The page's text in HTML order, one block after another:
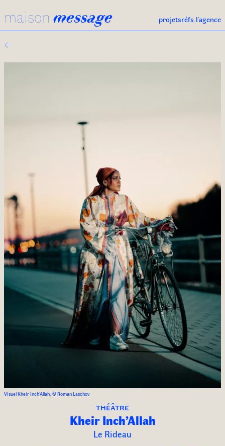
maison message projetsréfs. l'agence
←
Visuel Kheir Inch’Allah, © Roman Laschov
théâtre
Kheir Inch’Allah
Le Rideau